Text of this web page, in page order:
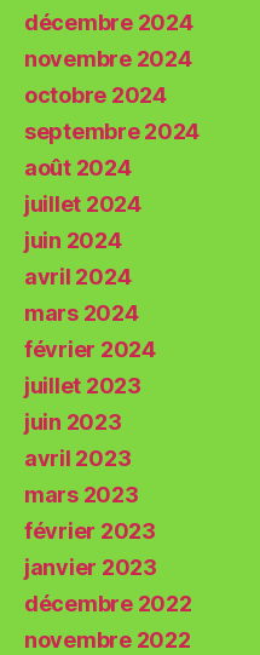
décembre 2024
novembre 2024
octobre 2024
septembre 2024
août 2024
juillet 2024
juin 2024
avril 2024
mars 2024
février 2024
juillet 2023
juin 2023
avril 2023
mars 2023
février 2023
janvier 2023
décembre 2022
novembre 2022